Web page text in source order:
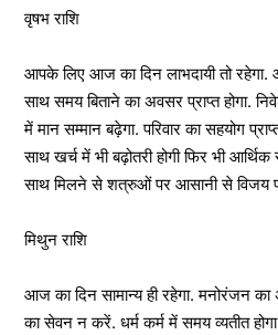
वृषभ राशि
आपके लिए आज का दिन लाभदायी तो
साथ समय बिताने का अवसर प्राप्त
में मान सम्मान बढ़ेगा. परिवार का सहयोग
साथ खर्च में भी बढ़ोतरी होगी फिर भी
साथ मिलने से शत्रुओं पर आसानी से विजय
मिथुन राशि
आज का दिन सामान्य ही रहेगा. मनोरंजन
का सेवन न करें. धर्म कर्म में समय व्यतीत